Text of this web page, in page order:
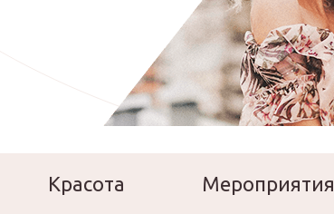
Красота
Мероприятия